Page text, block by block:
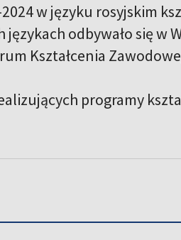
w języku rosyjskim
odbywało się w
Kształcenia
programy